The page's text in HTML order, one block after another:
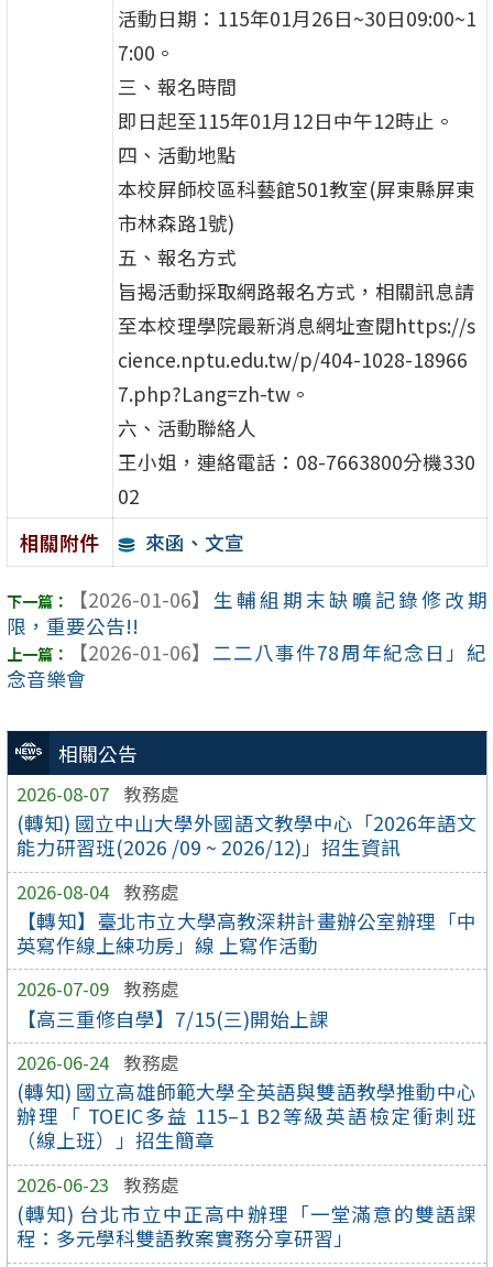
相關公告
2026-08-07 教務處
(轉知) 國立中山大學外國語文教學中心「2026年語文
能力研習班(2026 /09 ~ 2026/12)」招生資訊
2026-08-04 教務處
【轉知】臺北市立大學高教深耕計畫辦公室辦理「中
英寫作線上練功房」線 上寫作活動
2026-07-09 教務處
【高三重修自學】7/15(三)開始上課
2026-06-24 教務處
(轉知) 國立高雄師範大學全英語與雙語教學推動中心
辦理「 TOEIC多益 115–1 B2等級英語檢定衝刺班
（線上班）」招生簡章
2026-06-23 教務處
(轉知) 台北市立中正高中辦理「一堂滿意的雙語課
程：多元學科雙語教案實務分享研習」
活動日期：115年01月26日~30日09:00~1
7:00。
三、報名時間
即日起至115年01月12日中午12時止。
四、活動地點
本校屏師校區科藝館501教室(屏東縣屏東
市林森路1號)
五、報名方式
旨揭活動採取網路報名方式，相關訊息請
至本校理學院最新消息網址查閱https://s
cience.nptu.edu.tw/p/404-1028-18966
7.php?Lang=zh-tw。
六、活動聯絡人
王小姐，連絡電話：08-7663800分機330
02
相關附件
來函、文宣
【2026-01-06】 生輔組期末缺曠記錄修改期
限，重要公告!!
【2026-01-06】 二二八事件78周年紀念日」紀
念音樂會